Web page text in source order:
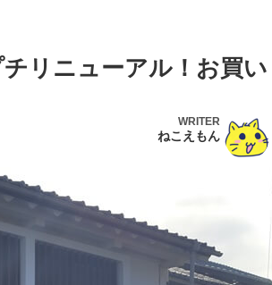
リニューアル！お買い
WRITER
ねこえもん